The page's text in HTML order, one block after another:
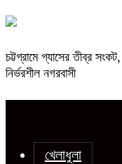
চট্টগ্রামে গ্যাসের তীব্র
নির্ভরশীল নগরবাসী
খেলাধুলা